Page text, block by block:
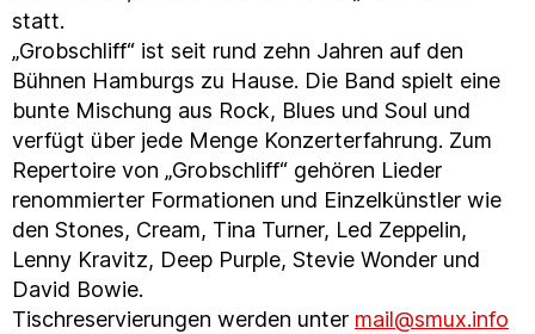
statt.
„Grobschliff“ ist seit rund zehn Jahren auf den
Bühnen Hamburgs zu Hause. Die Band spielt eine
bunte Mischung aus Rock, Blues und Soul und
verfügt über jede Menge Konzerterfahrung. Zum
Repertoire von „Grobschliff“ gehören Lieder
renommierter Formationen und Einzelkünstler wie
den Stones, Cream, Tina Turner, Led Zeppelin,
Lenny Kravitz, Deep Purple, Stevie Wonder und
David Bowie.
Tischreservierungen werden unter mail@smux.info